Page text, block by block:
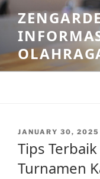
Skip
to
content
POSTED
ON
JANUARY 30, 2025
Tips
Turnamen